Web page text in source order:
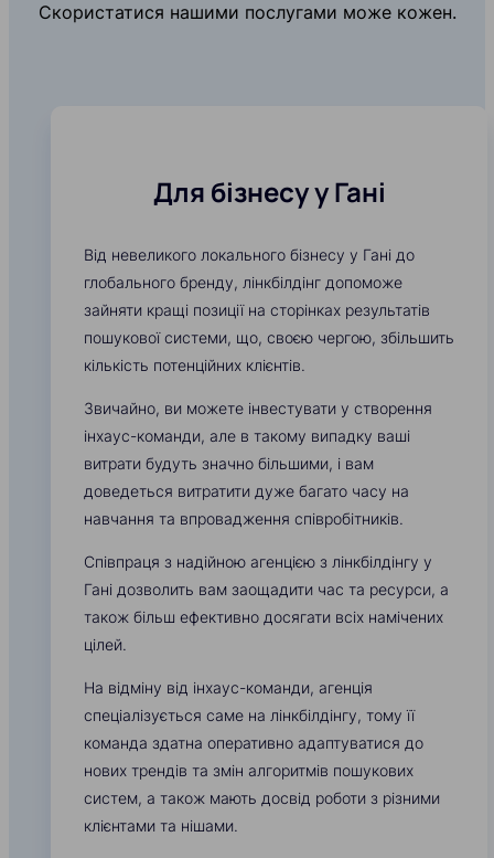
Скористатися нашими послугами може кожен.
Для бізнесу у Гані
Від невеликого локального бізнесу у Гані до
глобального бренду, лінкбілдінг допоможе
зайняти кращі позиції на сторінках результатів
пошукової системи, що, своєю чергою, збільшить
кількість потенційних клієнтів.
Звичайно, ви можете інвестувати у створення
інхаус-команди, але в такому випадку ваші
витрати будуть значно більшими, і вам
доведеться витратити дуже багато часу на
навчання та впровадження співробітників.
Співпраця з надійною агенцією з лінкбілдінгу у
Гані дозволить вам заощадити час та ресурси, а
також більш ефективно досягати всіх намічених
цілей.
На відміну від інхаус-команди, агенція
спеціалізується саме на лінкбілдінгу, тому її
команда здатна оперативно адаптуватися до
нових трендів та змін алгоритмів пошукових
систем, а також мають досвід роботи з різними
клієнтами та нішами.